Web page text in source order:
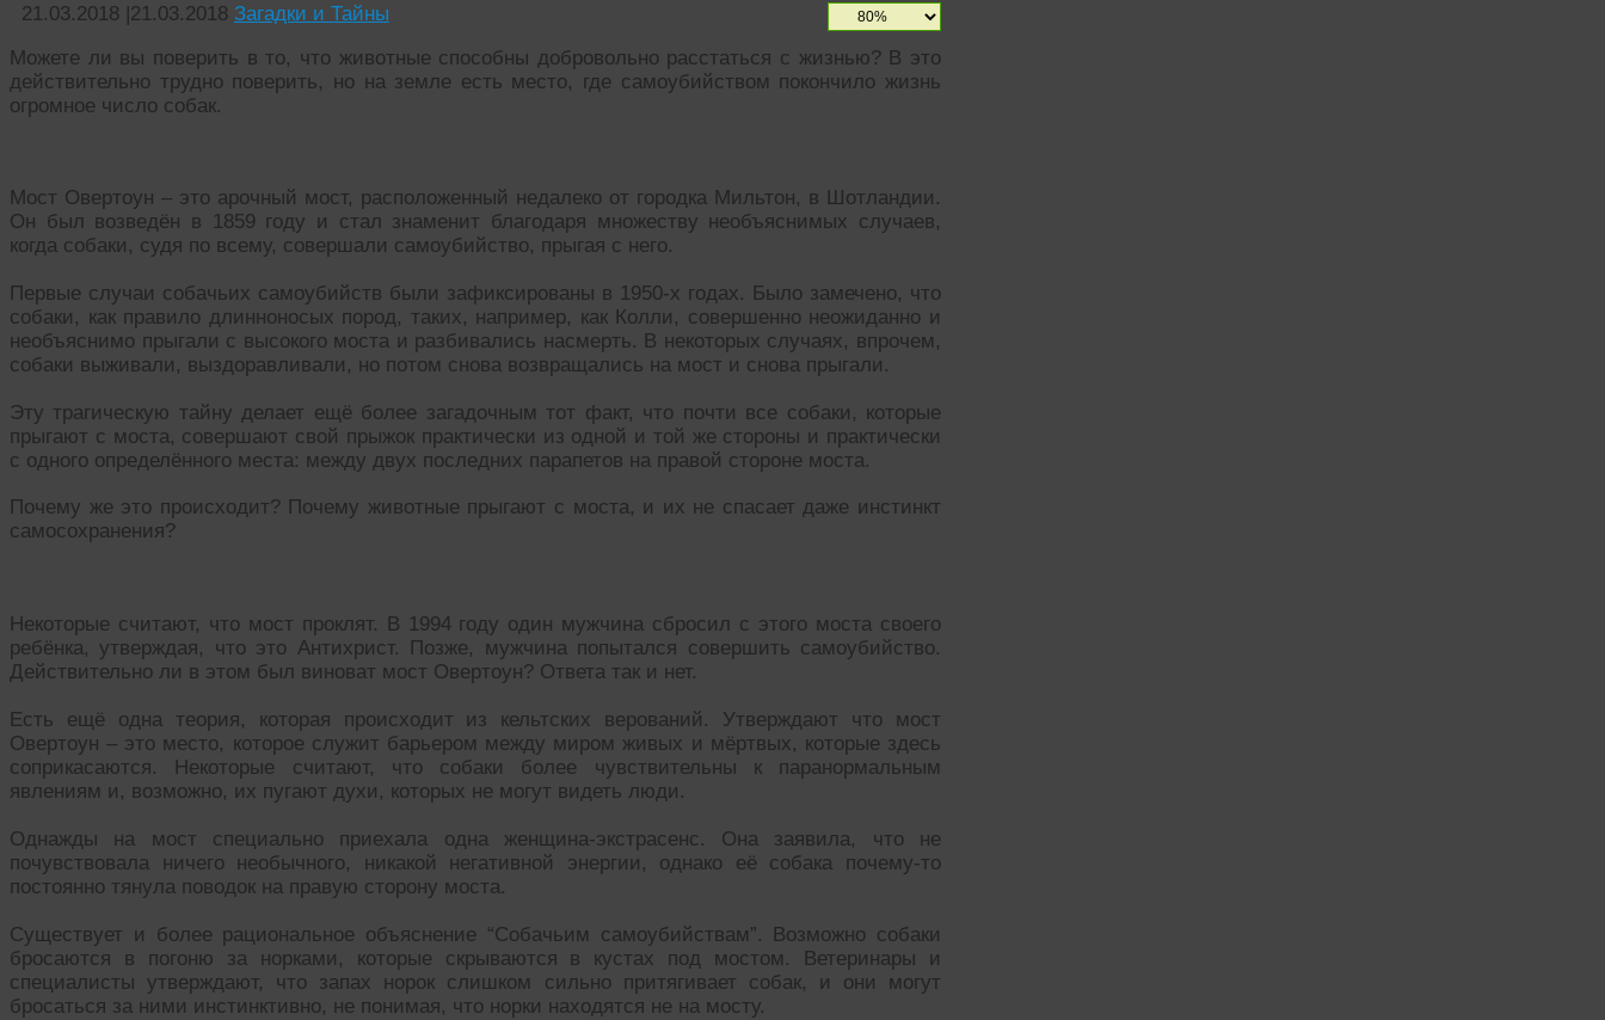
21.03.2018 |21.03.2018 Загадки и Тайны
Можете ли вы поверить в то, что животные способны добровольно расстаться с жизнью? В это
действительно трудно поверить, но на земле есть место, где самоубийством покончило жизнь
огромное число собак.
Мост Овертоун – это арочный мост, расположенный недалеко от городка Мильтон, в Шотландии.
Он был возведён в 1859 году и стал знаменит благодаря множеству необъяснимых случаев,
когда собаки, судя по всему, совершали самоубийство, прыгая с него.
Первые случаи собачьих самоубийств были зафиксированы в 1950-х годах. Было замечено, что
собаки, как правило длинноносых пород, таких, например, как Колли, совершенно неожиданно и
необъяснимо прыгали с высокого моста и разбивались насмерть. В некоторых случаях, впрочем,
собаки выживали, выздоравливали, но потом снова возвращались на мост и снова прыгали.
Эту трагическую тайну делает ещё более загадочным тот факт, что почти все собаки, которые
прыгают с моста, совершают свой прыжок практически из одной и той же стороны и практически
с одного определённого места: между двух последних парапетов на правой стороне моста.
Почему же это происходит? Почему животные прыгают с моста, и их не спасает даже инстинкт
самосохранения?
Некоторые считают, что мост проклят. В 1994 году один мужчина сбросил с этого моста своего
ребёнка, утверждая, что это Антихрист. Позже, мужчина попытался совершить самоубийство.
Действительно ли в этом был виноват мост Овертоун? Ответа так и нет.
Есть ещё одна теория, которая происходит из кельтских верований. Утверждают что мост
Овертоун – это место, которое служит барьером между миром живых и мёртвых, которые здесь
соприкасаются. Некоторые считают, что собаки более чувствительны к паранормальным
явлениям и, возможно, их пугают духи, которых не могут видеть люди.
Однажды на мост специально приехала одна женщина-экстрасенс. Она заявила, что не
почувствовала ничего необычного, никакой негативной энергии, однако её собака почему-то
постоянно тянула поводок на правую сторону моста.
Существует и более рациональное объяснение “Собачьим самоубийствам”. Возможно собаки
бросаются в погоню за норками, которые скрываются в кустах под мостом. Ветеринары и
специалисты утверждают, что запах норок слишком сильно притягивает собак, и они могут
бросаться за ними инстинктивно, не понимая, что норки находятся не на мосту.